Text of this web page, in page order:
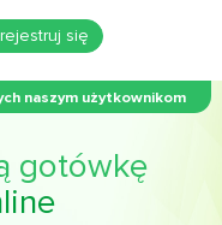
się
naszym użytkownikom
gotówkę